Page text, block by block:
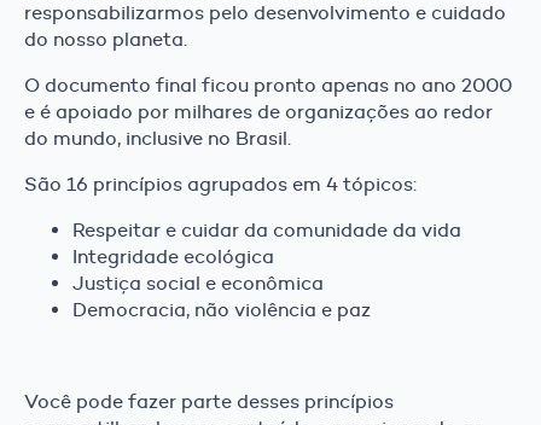
responsabilizarmos pelo desenvolvimento e cuidado
do nosso planeta.
O documento final ficou pronto apenas no ano 2000
e é apoiado por milhares de organizações ao redor
do mundo, inclusive no Brasil.
São 16 princípios agrupados em 4 tópicos:
Respeitar e cuidar da comunidade da vida
Integridade ecológica
Justiça social e econômica
Democracia, não violência e paz
Você pode fazer parte desses princípios